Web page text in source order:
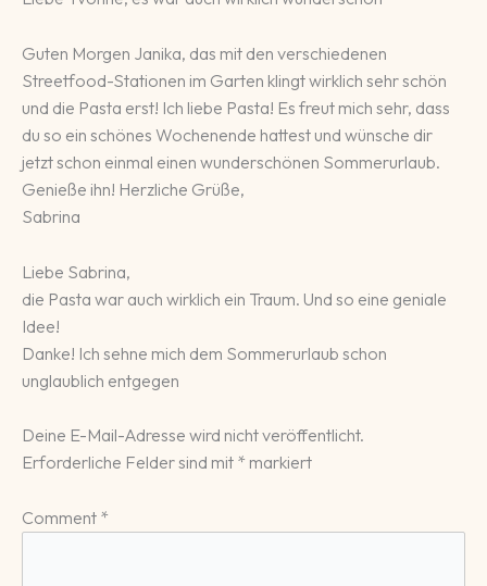
Guten Morgen Janika, das mit den verschiedenen
Streetfood-Stationen im Garten klingt wirklich sehr schön
und die Pasta erst! Ich liebe Pasta! Es freut mich sehr, dass
du so ein schönes Wochenende hattest und wünsche dir
jetzt schon einmal einen wunderschönen Sommerurlaub.
Genieße ihn! Herzliche Grüße,
Sabrina
Liebe Sabrina,
die Pasta war auch wirklich ein Traum. Und so eine geniale
Idee!
Danke! Ich sehne mich dem Sommerurlaub schon
unglaublich entgegen
Deine E-Mail-Adresse wird nicht veröffentlicht.
Erforderliche Felder sind mit * markiert
Comment *